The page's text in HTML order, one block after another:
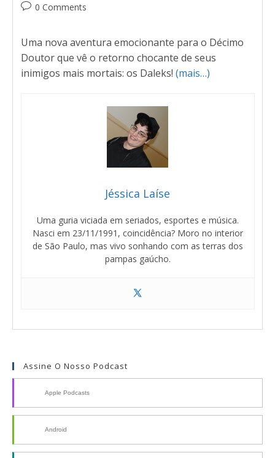
0 Comments
Uma nova aventura emocionante para o Décimo
Doutor que vê o retorno chocante de seus
inimigos mais mortais: os Daleks! (mais…)
Jéssica Laíse
Uma guria viciada em seriados, esportes e música.
Nasci em 23/11/1991, coincidência? Moro no interior
de São Paulo, mas vivo sonhando com as terras dos
pampas gaúcho.
Assine O Nosso Podcast
Apple Podcasts
Android